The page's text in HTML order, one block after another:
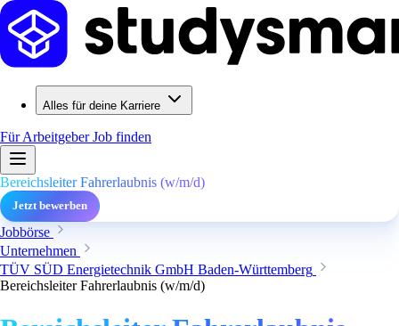
Alles für deine Karriere
Für ArbeitgeberJob finden
Bereichsleiter Fahrerlaubnis (w/m/d)
Jetzt bewerben
Jobbörse
Unternehmen
TÜV SÜD Energietechnik GmbH Baden-Württemberg
Bereichsleiter Fahrerlaubnis (w/m/d)